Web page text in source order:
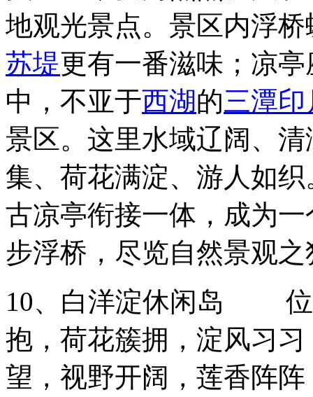
地观光景点。景区内浮
苏堤更有一番滋味；凉
中，不亚于西湖的三潭印
景区。这里水域辽阔、
集、荷花满淀、游人如
古凉亭衔接一体，成为
步浮桥，尽览自然景观
10、白洋淀休闲岛 位
抱，荷花簇拥，淀风习
望，视野开阔，莲香阵